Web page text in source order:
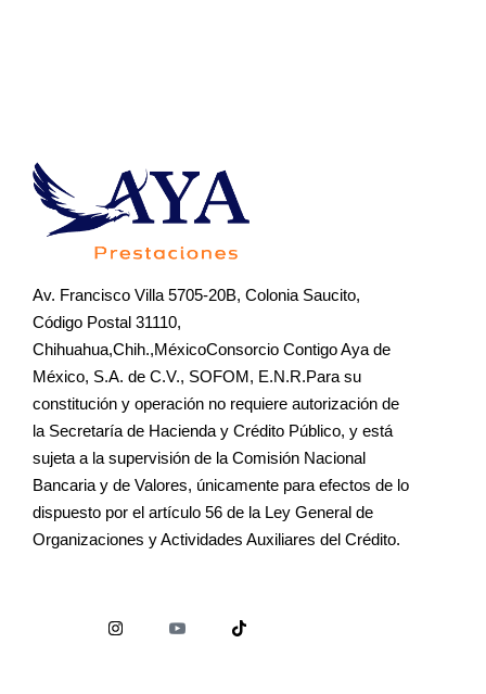
Av. Francisco Villa 5705-20B, Colonia Saucito,
Código Postal 31110,
Chihuahua,Chih.,MéxicoConsorcio Contigo Aya de
México, S.A. de C.V., SOFOM, E.N.R.Para su
constitución y operación no requiere autorización de
la Secretaría de Hacienda y Crédito Público, y está
sujeta a la supervisión de la Comisión Nacional
Bancaria y de Valores, únicamente para efectos de lo
dispuesto por el artículo 56 de la Ley General de
Organizaciones y Actividades Auxiliares del Crédito.